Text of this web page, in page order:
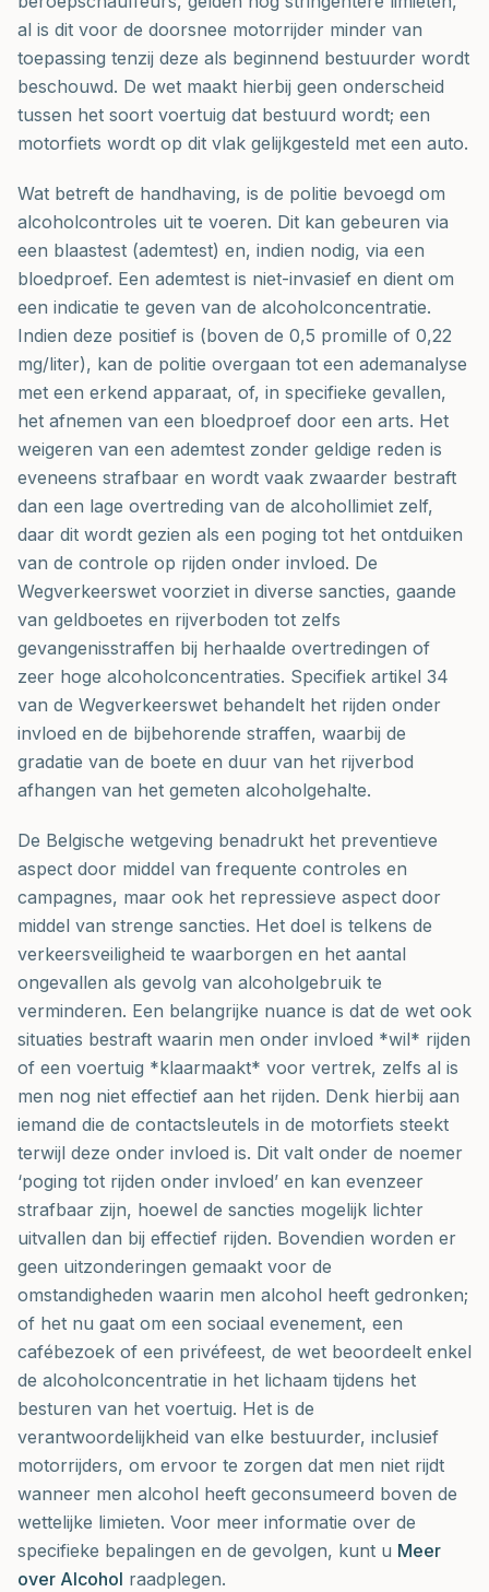
al is dit voor de doorsnee motorrijder minder van
toepassing tenzij deze als beginnend bestuurder wordt
beschouwd. De wet maakt hierbij geen onderscheid
tussen het soort voertuig dat bestuurd wordt; een
motorfiets wordt op dit vlak gelijkgesteld met een auto.
Wat betreft de handhaving, is de politie bevoegd om
alcoholcontroles uit te voeren. Dit kan gebeuren via
een blaastest (ademtest) en, indien nodig, via een
bloedproef. Een ademtest is niet-invasief en dient om
een indicatie te geven van de alcoholconcentratie.
Indien deze positief is (boven de 0,5 promille of 0,22
mg/liter), kan de politie overgaan tot een ademanalyse
met een erkend apparaat, of, in specifieke gevallen,
het afnemen van een bloedproef door een arts. Het
weigeren van een ademtest zonder geldige reden is
eveneens strafbaar en wordt vaak zwaarder bestraft
dan een lage overtreding van de alcohollimiet zelf,
daar dit wordt gezien als een poging tot het ontduiken
van de controle op rijden onder invloed. De
Wegverkeerswet voorziet in diverse sancties, gaande
van geldboetes en rijverboden tot zelfs
gevangenisstraffen bij herhaalde overtredingen of
zeer hoge alcoholconcentraties. Specifiek artikel 34
van de Wegverkeerswet behandelt het rijden onder
invloed en de bijbehorende straffen, waarbij de
gradatie van de boete en duur van het rijverbod
afhangen van het gemeten alcoholgehalte.
De Belgische wetgeving benadrukt het preventieve
aspect door middel van frequente controles en
campagnes, maar ook het repressieve aspect door
middel van strenge sancties. Het doel is telkens de
verkeersveiligheid te waarborgen en het aantal
ongevallen als gevolg van alcoholgebruik te
verminderen. Een belangrijke nuance is dat de wet ook
situaties bestraft waarin men onder invloed *wil* rijden
of een voertuig *klaarmaakt* voor vertrek, zelfs al is
men nog niet effectief aan het rijden. Denk hierbij aan
iemand die de contactsleutels in de motorfiets steekt
terwijl deze onder invloed is. Dit valt onder de noemer
‘poging tot rijden onder invloed’ en kan evenzeer
strafbaar zijn, hoewel de sancties mogelijk lichter
uitvallen dan bij effectief rijden. Bovendien worden er
geen uitzonderingen gemaakt voor de
omstandigheden waarin men alcohol heeft gedronken;
of het nu gaat om een sociaal evenement, een
cafébezoek of een privéfeest, de wet beoordeelt enkel
de alcoholconcentratie in het lichaam tijdens het
besturen van het voertuig. Het is de
verantwoordelijkheid van elke bestuurder, inclusief
motorrijders, om ervoor te zorgen dat men niet rijdt
wanneer men alcohol heeft geconsumeerd boven de
wettelijke limieten. Voor meer informatie over de
specifieke bepalingen en de gevolgen, kunt u Meer
over Alcohol raadplegen.